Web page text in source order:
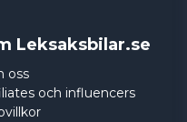
Leksaksbilar.se
oss
och influencers